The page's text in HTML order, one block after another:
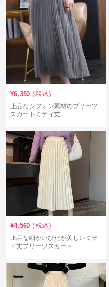
¥6,350 (税込)
上品なシフォン素材のプリーツ
スカートミディ丈
¥4,560 (税込)
上品な細かいひだが美しいミデ
ィ丈プリーツスカート